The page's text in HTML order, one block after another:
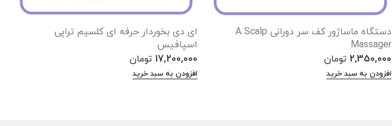
دستگاه ماساژور کف سر دورانی A Scalp
Massager
2,350,000 تومان
افزودن به سبد خرید
ای دی بخوردار حرفه ای کلسیم تراپی
اسپافیس
17,200,000 تومان
افزودن به سبد خرید